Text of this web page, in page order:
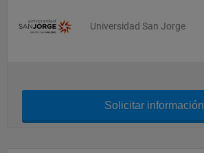
Universidad San Jorge
Solicitar información